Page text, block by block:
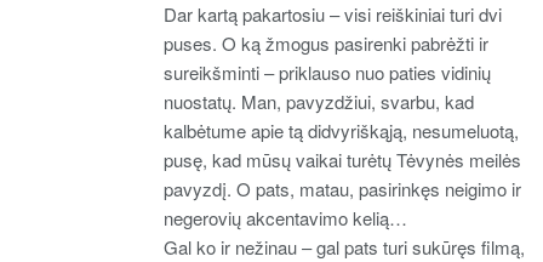
Dar kartą pakartosiu – visi reiškiniai turi dvi
puses. O ką žmogus pasirenki pabrėžti ir
sureikšminti – priklauso nuo paties vidinių
nuostatų. Man, pavyzdžiui, svarbu, kad
kalbėtume apie tą didvyriškąją, nesumeluotą,
pusę, kad mūsų vaikai turėtų Tėvynės meilės
pavyzdį. O pats, matau, pasirinkęs neigimo ir
negerovių akcentavimo kelią…
Gal ko ir nežinau – gal pats turi sukūręs filmą,